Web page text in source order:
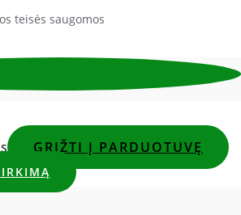
teisės saugomos
GRĮŽTI Į PARDUOTUVĘ